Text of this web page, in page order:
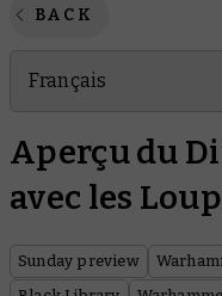
BACK
Français
Aperçu du
avec les
Sunday preview